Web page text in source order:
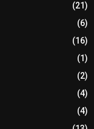
(21)
(6)
(16)
(1)
(2)
(4)
(4)